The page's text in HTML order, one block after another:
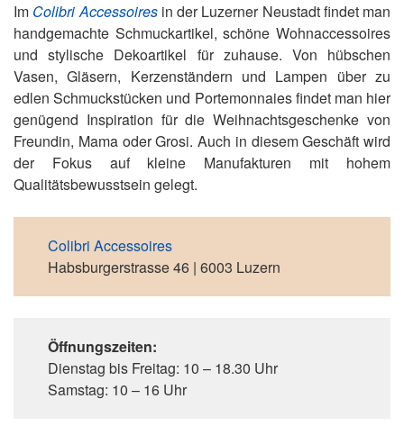
Im Colibri Accessoiresin der Luzerner Neustadt findet man
handgemachte Schmuckartikel, schöne Wohnaccessoires
und stylische Dekoartikel für zuhause. Von hübschen
Vasen, Gläsern, Kerzenständern und Lampen über zu
edlen Schmuckstücken und Portemonnaies findet man hier
genügend Inspiration für die Weihnachtsgeschenke von
Freundin, Mama oder Grosi. Auch in diesem Geschäft wird
der Fokus auf kleine Manufakturen mit hohem
Qualitätsbewusstsein gelegt.
Colibri Accessoires
Habsburgerstrasse 46 | 6003 Luzern
Öffnungszeiten:
Dienstag bis Freitag: 10 – 18.30 Uhr
Samstag: 10 – 16 Uhr